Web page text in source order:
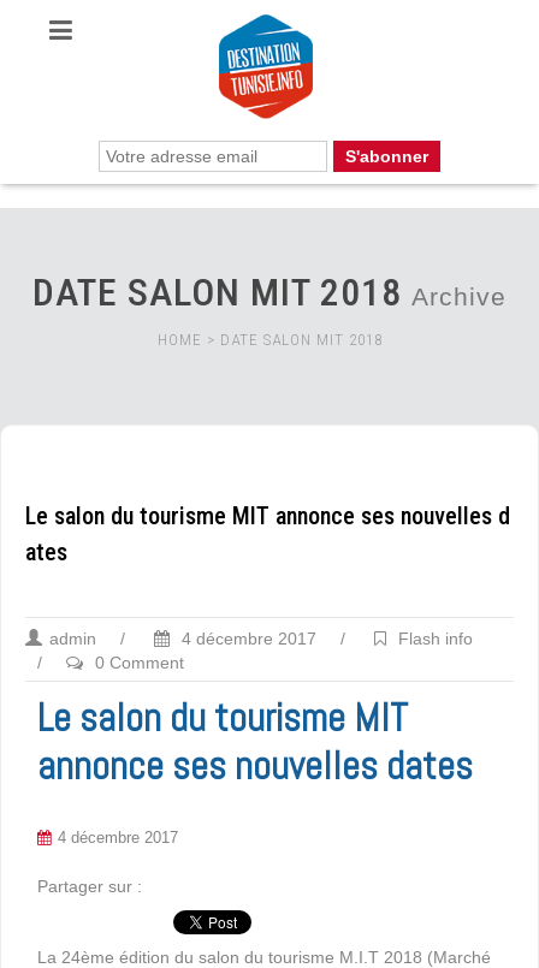
DATE SALON MIT 2018 Archive
HOME > DATE SALON MIT 2018
Le salon du tourisme MIT annonce ses nouvelles d
ates
admin / 4 décembre 2017 /
Flash info
/
0 Comment
Le salon du tourisme MIT
annonce ses nouvelles dates
4 décembre 2017
Partager sur :
La 24ème édition du salon du tourisme M.I.T 2018 (Marché